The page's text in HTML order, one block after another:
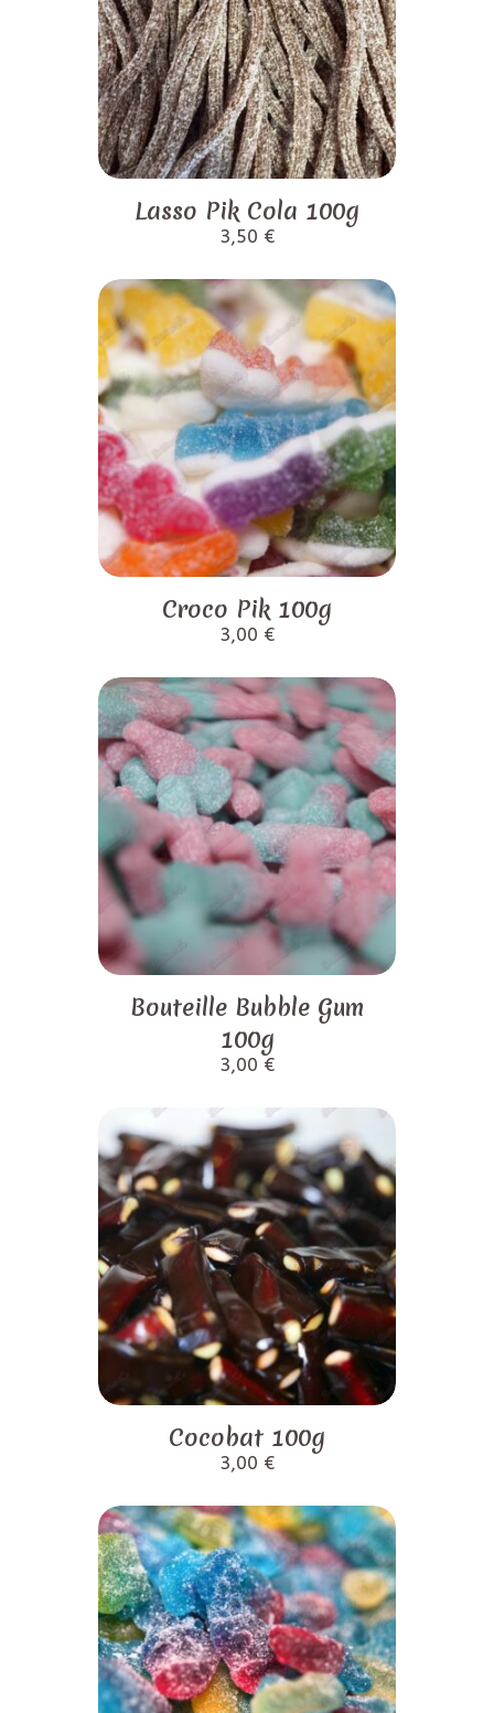
Lasso Pik Cola 100g
3,50 €
Croco Pik 100g
3,00 €
Bouteille Bubble Gum
100g
3,00 €
Cocobat 100g
3,00 €